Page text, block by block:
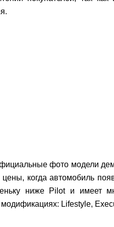
фото модели
когда автомобиль
ниже Pilot и имеет
Lifestyle,